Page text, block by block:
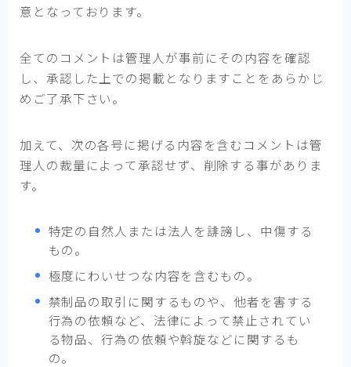
意となっております。
全てのコメントは管理人が事前にその内容を確認
し、承認した上での掲載となりますことをあらかじ
めご了承下さい。
加えて、次の各号に掲げる内容を含むコメントは管
理人の裁量によって承認せず、削除する事がありま
す。
特定の自然人または法人を誹謗し、中傷する
もの。
極度にわいせつな内容を含むもの。
禁制品の取引に関するものや、他者を害する
行為の依頼など、法律によって禁止されてい
る物品、行為の依頼や斡旋などに関するも
の。